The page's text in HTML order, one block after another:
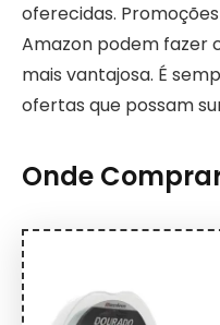
oferecidas.
Amazon podem fazer
mais vantajosa. É
ofertas que possam
Onde